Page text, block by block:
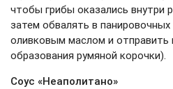
чтобы грибы оказались внутри
затем обвалять в
оливковым маслом и отправить
образования румяной корочки).
Соус «Неаполитано»